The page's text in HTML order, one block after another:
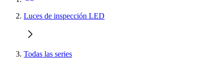
Luces de inspección LED
Todas las series